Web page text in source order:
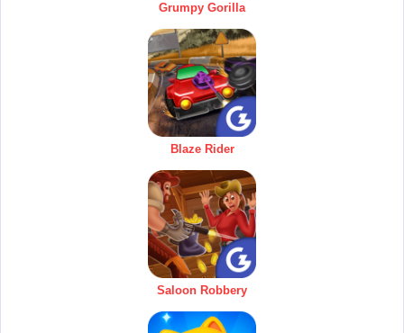
Grumpy Gorilla
Blaze Rider
Saloon Robbery